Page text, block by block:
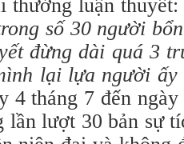
thưởng luận thuyết:
số 30 người
đừng dài quá 3
lại lựa người
4 tháng 7 đến
lần lượt 30 bản sự